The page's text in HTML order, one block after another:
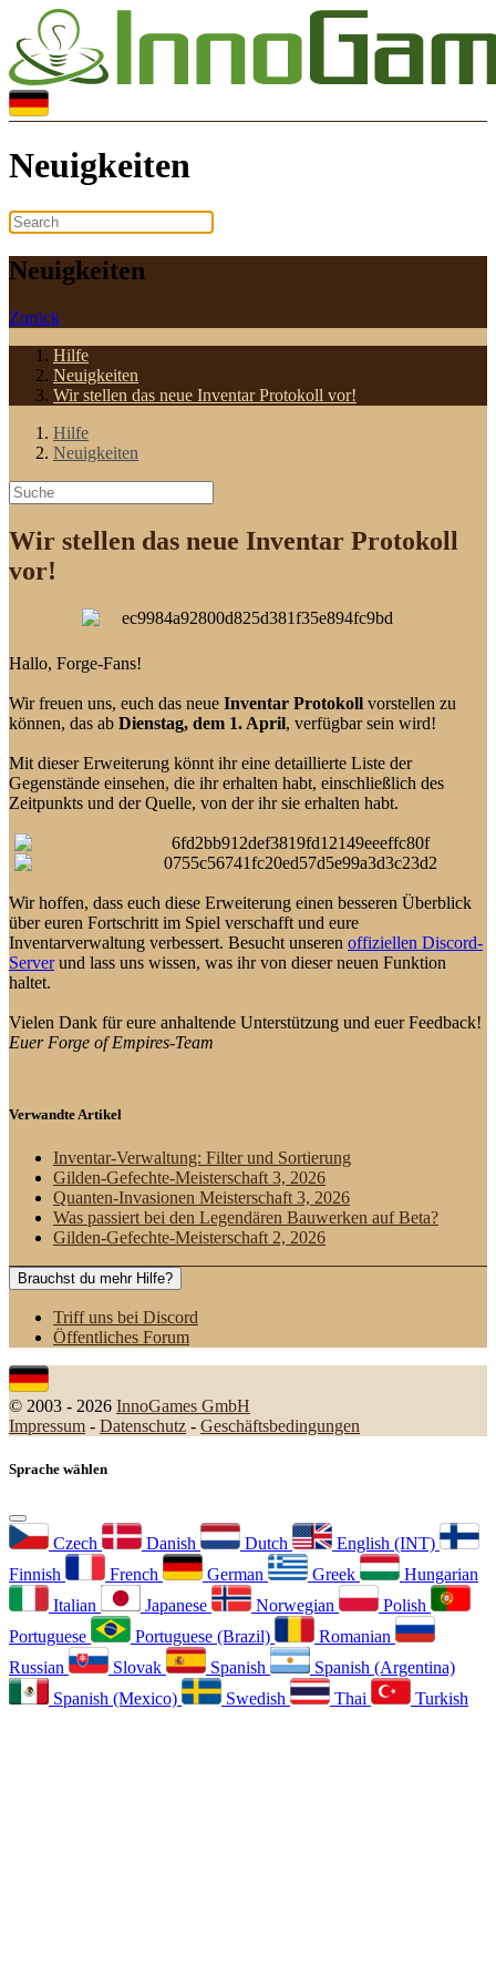
Neuigkeiten
Neuigkeiten
Zurück
Hilfe
Neuigkeiten
Wir stellen das neue Inventar Protokoll vor!
Hilfe
Neuigkeiten
Wir stellen das neue Inventar Protokoll
vor!
Hallo, Forge-Fans!
Wir freuen uns, euch das neue Inventar Protokoll vorstellen zu
können, das ab Dienstag, dem 1. April, verfügbar sein wird!
Mit dieser Erweiterung könnt ihr eine detaillierte Liste der
Gegenstände einsehen, die ihr erhalten habt, einschließlich des
Zeitpunkts und der Quelle, von der ihr sie erhalten habt.
Wir hoffen, dass euch diese Erweiterung einen besseren Überblick
über euren Fortschritt im Spiel verschafft und eure
Inventarverwaltung verbessert. Besucht unseren offiziellen Discord-
Serverund lass uns wissen, was ihr von dieser neuen Funktion
haltet.
Vielen Dank für eure anhaltende Unterstützung und euer Feedback!
Euer Forge of Empires-Team
Verwandte Artikel
Inventar-Verwaltung: Filter und Sortierung
Gilden-Gefechte-Meisterschaft 3, 2026
Quanten-Invasionen Meisterschaft 3, 2026
Was passiert bei den Legendären Bauwerken auf Beta?
Gilden-Gefechte-Meisterschaft 2, 2026
Brauchst du mehr Hilfe?
Triff uns bei Discord
Öffentliches Forum
© 2003 - 2026 InnoGames GmbH
Impressum - Datenschutz - Geschäftsbedingungen
Sprache wählen
Czech Danish Dutch
English (INT)
Finnish
French German Greek
Hungarian
Italian
Japanese Norwegian
Polish
Portuguese
Portuguese (Brazil)
Romanian
Russian
Slovak Spanish
Spanish (Argentina)
Spanish (Mexico)
Swedish Thai Turkish